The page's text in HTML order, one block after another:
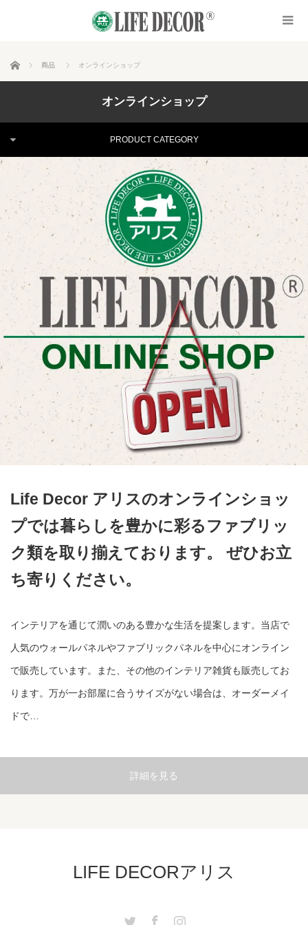
ホーム 商品 オンラインショップ
オンラインショップ
PRODUCT CATEGORY
Life Decor アリスのオンラインショッ
プでは暮らしを豊かに彩るファブリッ
ク類を取り揃えております。 ぜひお立
ち寄りください。
インテリアを通じて潤いのある豊かな生活を提案します。当店で
人気のウォールパネルやファブリックパネルを中心にオンライン
で販売しています。また、その他のインテリア雑貨も販売してお
ります。万が一お部屋に合うサイズがない場合は、オーダーメイ
ドで…
詳細を見る
LIFE DECORアリス
Twitter Facebook